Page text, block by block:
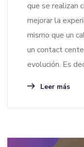
que se realizan
mejorar la
mismo que un
un contact
evolución. Es
Leer más